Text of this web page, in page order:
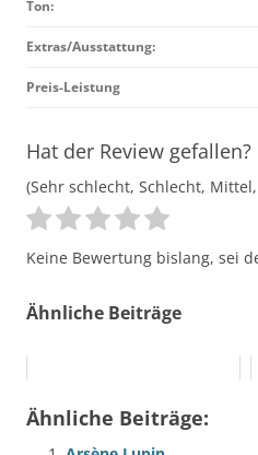
Ton:
Extras/Ausstattung:
Preis-Leistung
Hat der Review gefallen?
(Sehr schlecht, Schlecht,
Keine Bewertung bislang, sei
Ähnliche Beiträge
Ähnliche Beiträge: